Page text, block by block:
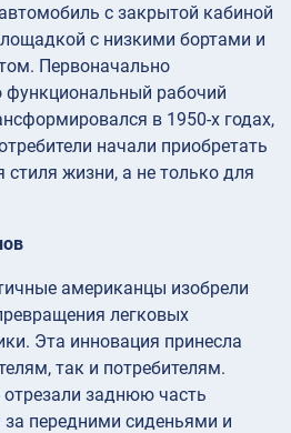
с закрытой кабиной
с низкими бортами и
Первоначально
рабочий
в 1950-х годах,
начали приобретать
жизни, а не только для
американцы изобрели
легковых
Эта инновация принесла
так и потребителям.
отрезали заднюю часть
за передними сиденьями и